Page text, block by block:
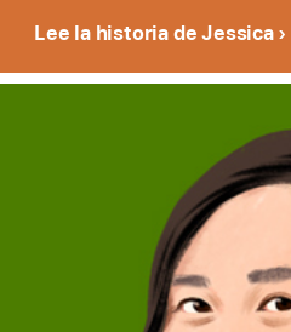
Lee la historia de Jessica